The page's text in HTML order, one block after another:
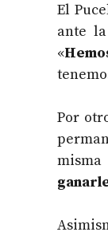
El
ante
«H
Por